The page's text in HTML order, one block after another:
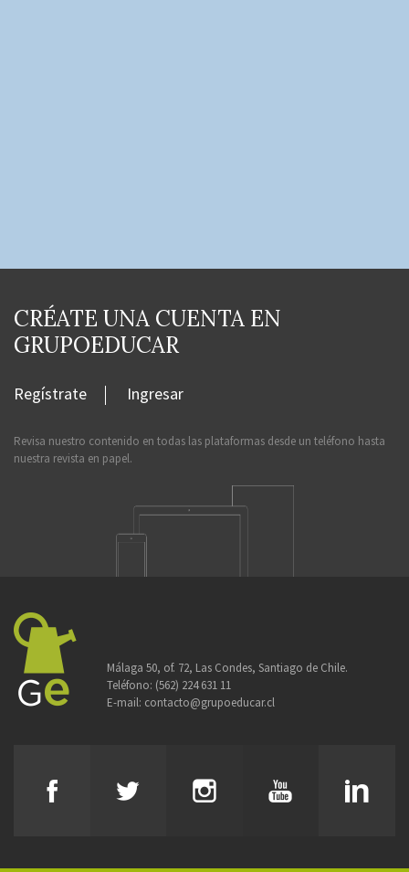
CRÉATE UNA CUENTA EN
GRUPOEDUCAR
Regístrate Ingresar
Revisa nuestro contenido en todas las plataformas desde un teléfono hasta
nuestra revista en papel.
Málaga 50, of. 72, Las Condes, Santiago de Chile.
Teléfono: (562) 224 631 11
E-mail: contacto@grupoeducar.cl